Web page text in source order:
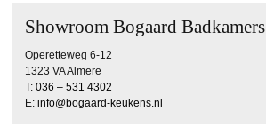
Showroom Bogaard Badkamers
Operetteweg 6-12
1323 VA Almere
T:036 – 531 4302
E:info@bogaard-keukens.nl